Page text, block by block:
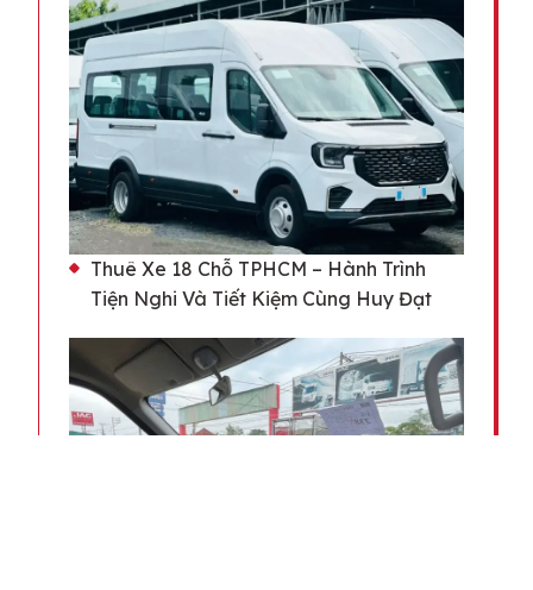
Thuê Xe 18 Chỗ TPHCM – Hành Trình
Tiện Nghi Và Tiết Kiệm Cùng Huy Đạt